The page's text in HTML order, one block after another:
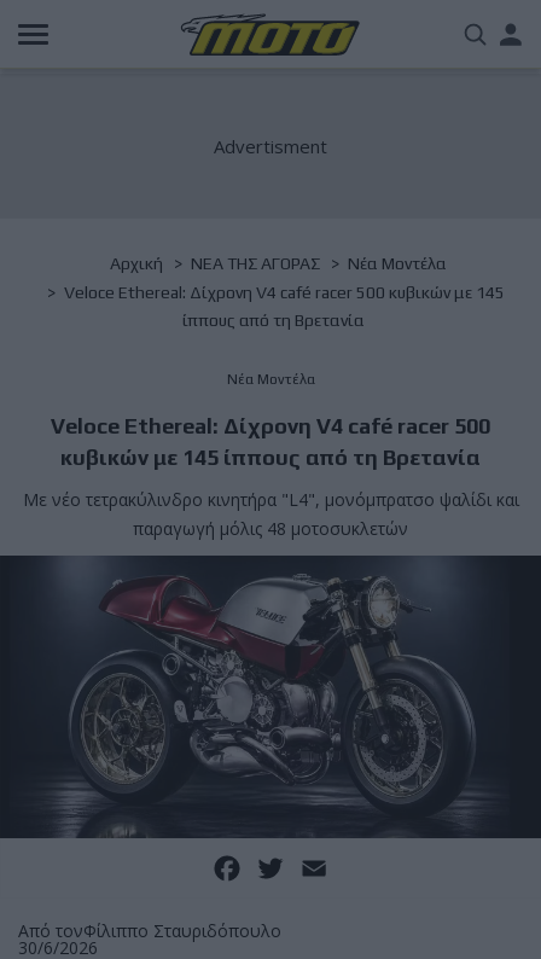
Παράκαμψη
προς
Breadcrumb
Αρχική NΕΑ ΤΗΣ ΑΓΟΡΑΣ
Νέα Μοντέλα
Veloce Ethereal: Δίχρονη V4 café racer 500 κυβικών με 145
ίππους από τη Βρετανία
Νέα Μοντέλα
Veloce Ethereal: Δίχρονη V4 café racer 500
κυβικών με 145 ίππους από τη Βρετανία
Με νέο τετρακύλινδρο κινητήρα "L4", μονόμπρατσο ψαλίδι και
παραγωγή μόλις 48 μοτοσυκλετών
Facebook
Twitter
Από τονΦίλιππο Σταυριδόπουλο
30/6/2026